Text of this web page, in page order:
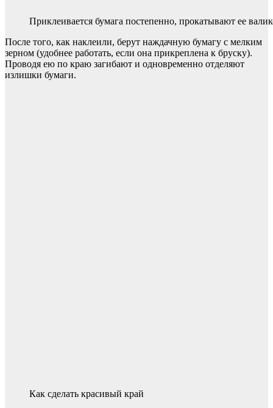
Приклеивается бумага постепенно, прокатывают ее
После того, как наклеили, берут наждачную бумагу с мелким
зерном (удобнее работать, если она прикреплена к бруску).
Проводя ею по краю загибают и одновременно отделяют
излишки бумаги.
Как сделать красивый край